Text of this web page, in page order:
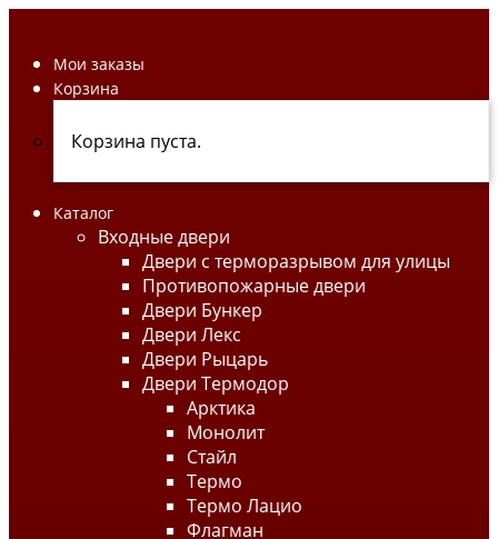
Мои заказы
Корзина
Корзина пуста.
Каталог
Входные двери
Двери с терморазрывом для улицы
Противопожарные двери
Двери Бункер
Двери Лекс
Двери Рыцарь
Двери Термодор
Арктика
Монолит
Стайл
Термо
Термо Лацио
Флагман